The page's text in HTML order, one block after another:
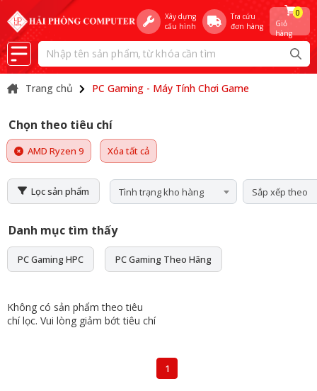
Xây dựng
cấu hình
Tra cứu
đơn hàng
Giỏ
hàng
0
Trang chủ PC Gaming - Máy Tính Chơi Game
Chọn theo tiêu chí
AMD Ryzen 9 Xóa tất cả
Lọc sản phẩm Tình trạng kho hàng Sắp xếp theo
Danh mục tìm thấy
PC Gaming HPC PC Gaming Theo Hãng
Không có sản phẩm theo tiêu
chí lọc. Vui lòng giảm bớt tiêu chí
1